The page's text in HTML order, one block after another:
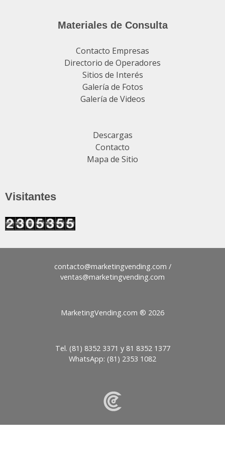
Materiales de Consulta
Contacto Empresas
Directorio de Operadores
Sitios de Interés
Galería de Fotos
Galería de Videos
Descargas
Contacto
Mapa de Sitio
Visitantes
contacto@
/
ventas@
MarketingVending.com ® 2026
Tel. (81) 8352 3371 y 81 8352 1377
WhatsApp: (81) 2353 1082